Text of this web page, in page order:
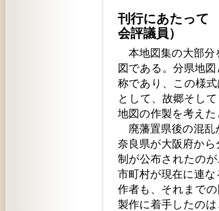
刊行にあた
会評議員）
本地図集の大部分
図である。分県地
称であり、この様
として、故郷そし
地図の作製を考え
廃藩置県後の混乱
奈良県が大阪府か
制が公布されたの
市町村が現在に連
作者も、それまで
製作に着手したの